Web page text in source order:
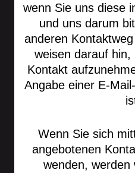
wenn Sie uns diese
und uns darum
anderen
weisen darauf
Kontakt
Angabe einer E-
Wenn Sie sich
angebotenen
wenden, werden